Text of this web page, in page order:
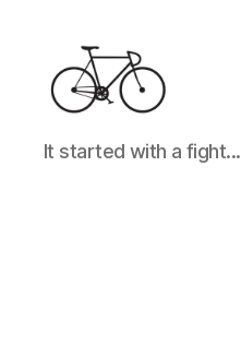
It
started
It started with a fight...